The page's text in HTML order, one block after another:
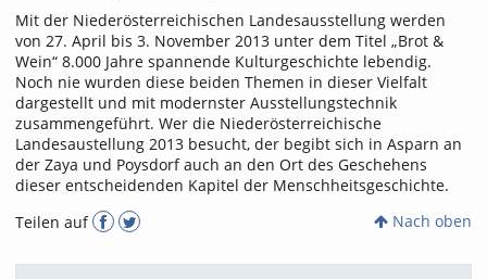
Mit der Niederösterreichischen Landesausstellung werden
von 27. April bis 3. November 2013 unter dem Titel „Brot &
Wein“ 8.000 Jahre spannende Kulturgeschichte lebendig.
Noch nie wurden diese beiden Themen in dieser Vielfalt
dargestellt und mit modernster Ausstellungstechnik
zusammengeführt. Wer die Niederösterreichische
Landesaustellung 2013 besucht, der begibt sich in Asparn an
der Zaya und Poysdorf auch an den Ort des Geschehens
dieser entscheidenden Kapitel der Menschheitsgeschichte.
Teilen auf
Nach oben